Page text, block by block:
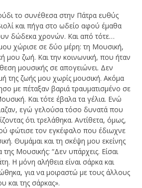
το συνέθεσα στην Πάτρα ευθύς
και πήγα στο ωδείο αφού έμαθα
δώδεκα χρονών. Και από τότε…
χώρισε σε δύο μέρη: τη Μουσική,
μου ζωή. Και την κοινωνική, που ήταν
μουσικής σε απογειώνει. Δεν
της ζωής μου χωρίς μουσική. Ακόμα
με πέταξαν βαριά τραυματισμένο σε
Και τότε έβαλα τα γέλια. Ενώ
εγώ γελούσα τόσο δυνατά που
ότι τρελάθηκα. Αντίθετα, όμως,
φώτισε τον εγκέφαλο που έδιωχνε
Θυμάμαι και τη σκέψη μου εκείνης
της Μουσικής: “Δεν υπάρχεις. Είσαι
Η μόνη αλήθεια είναι σάρκα και
για να μοιραστώ με τους άλλους
και της σάρκας».